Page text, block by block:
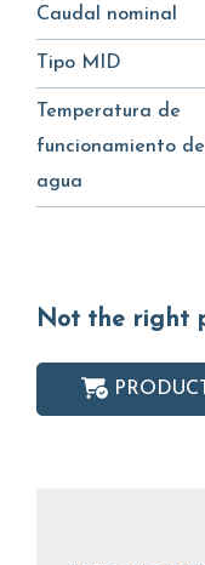
Caudal nominal
Tipo MID
Temperatura de
funcionamiento
agua
Not the right